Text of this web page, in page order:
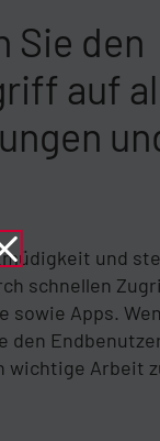
Sie den
auf
und
schnellen
sowie Apps.
den
wichtige Arbeit